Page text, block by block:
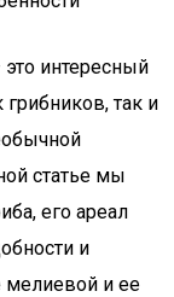
интересный
так и
статье мы
его ареал
и
и ее